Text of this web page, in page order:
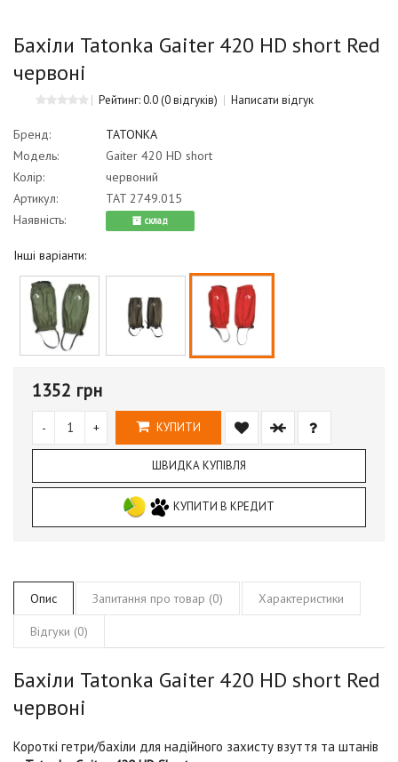
Бахіли Tatonka Gaiter 420 HD short Red
червоні
Рейтинг: 0.0(0 відгуків) Написати відгук
Бренд:
TATONKA
Модель:
Gaiter 420 HD short
Колір:
червоний
Артикул:
TAT 2749.015
Наявність:
cклад
Інші варіанти:
1352 грн
- + КУПИТИ
ШВИДКА КУПІВЛЯ
КУПИТИ В КРЕДИТ
Опис Запитання про товар (0) Характеристики
Відгуки (0)
Бахіли Tatonka Gaiter 420 HD short Red
червоні
Короткі гетри/бахіли для надійного захисту взуття та штанів